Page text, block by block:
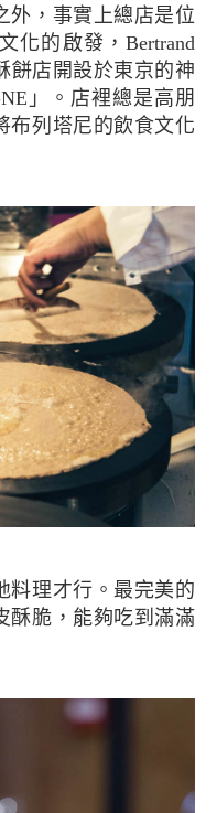
外，事實上總店是位
化的啟發，Bertrand
餅店開設於東京的神
」。店裡總是高朋
布列塔尼的飲食文化
酥脆，能夠吃到滿滿